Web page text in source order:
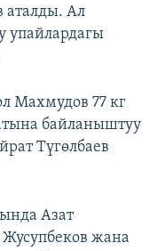
аталды. Ал
упайлардагы
Махмудов 77 кг
байланыштуу
Түгөлбаев
Азат
Жусупбеков жана